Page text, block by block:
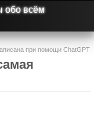
обо всём
при помощи ChatGPT